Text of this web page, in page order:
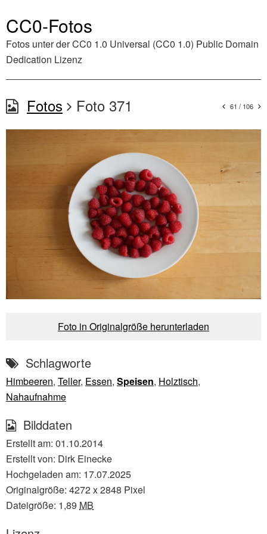
CC0-Fotos
Fotos unter derCC0 1.0 Universal (CC0 1.0) Public Domain
Dedication Lizenz
Fotos Foto 371 61 / 106
Foto in Originalgröße herunterladen
Schlagworte
Himbeeren, Teller, Essen, Speisen, Holztisch,
Nahaufnahme
Bilddaten
Erstellt am: 01.10.2014
Erstellt von: Dirk Einecke
Hochgeladen am: 17.07.2025
Originalgröße: 4272x2848 Pixel
Dateigröße: 1,89 MB